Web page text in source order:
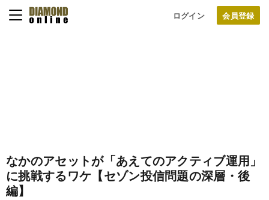
ログイン
なかのアセットが「あえてのアクティブ運用」
に挑戦するワケ【セゾン投信問題の深層・後
編】